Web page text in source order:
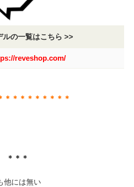
ルの一覧はこちら >>
reveshop.com/
＊＊＊＊＊＊＊＊＊
＊＊＊
他には無い